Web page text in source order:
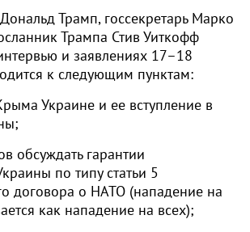
Трамп, госсекретарь Марко
Трампа Стив Уиткофф
и заявлениях 17–18
к следующим пунктам:
Украине и ее вступление в
обсуждать гарантии
по типу статьи 5
договора о НАТО (нападение на
как нападение на всех);